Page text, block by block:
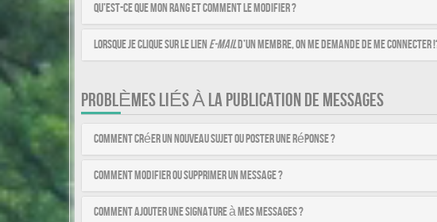
Qu’est-ce que mon rang et comment le modifier ?
Lorsque je clique sur le liene-maild’un membre, on me demande de me connecter
PROBLÈMES LIÉS À LA PUBLICATION DE MESSAGES
Comment créer un nouveau sujet ou poster une réponse ?
Comment modifier ou supprimer un message ?
Comment ajouter une signature à mes messages ?